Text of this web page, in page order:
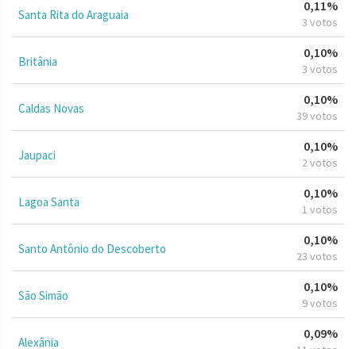
Santa Rita do Araguaia
0,11%
3 votos
Britânia
0,10%
3 votos
Caldas Novas
0,10%
39 votos
Jaupaci
0,10%
2 votos
Lagoa Santa
0,10%
1 votos
Santo Antônio do Descoberto
0,10%
23 votos
São Simão
0,10%
9 votos
Alexânia
0,09%